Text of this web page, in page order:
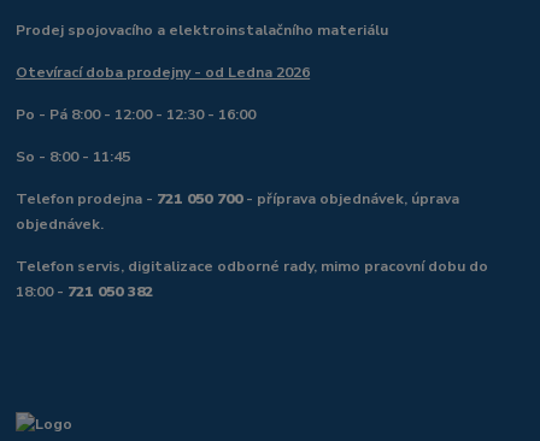
Prodej spojovacího a elektroinstalačního materiálu
Otevírací doba prodejny - od Ledna 2026
Po - Pá 8:00 - 12:00 - 12:30 - 16:00
So - 8:00 - 11:45
Telefon prodejna - 721 050 700- příprava objednávek, úprava
objednávek.
Telefon servis, digitalizace odborné rady, mimo pracovní dobu do
18:00 - 721 050 382